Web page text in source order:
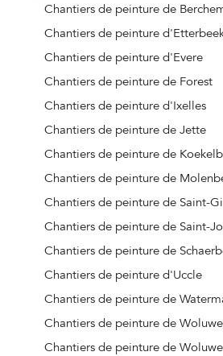
Chantiers de peinture de
Chantiers de peinture
Chantiers de peinture d'Evere
Chantiers de peinture de Forest
Chantiers de peinture d'Ixelles
Chantiers de peinture de Jette
Chantiers de peinture de
Chantiers de peinture de
Chantiers de peinture de Saint-
Chantiers de peinture de Saint-
Chantiers de peinture de
Chantiers de peinture d'Uccle
Chantiers de peinture de
Chantiers de peinture de
Chantiers de peinture de